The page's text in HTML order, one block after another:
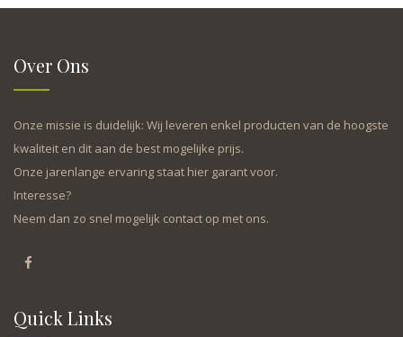
Over Ons
Onze missie is duidelijk: Wij leveren enkel producten van de hoogste
kwaliteit en dit aan de best mogelijke prijs.
Onze jarenlange ervaring staat hier garant voor.
Interesse?
Neem dan zo snel mogelijk contact op met ons.
Quick Links